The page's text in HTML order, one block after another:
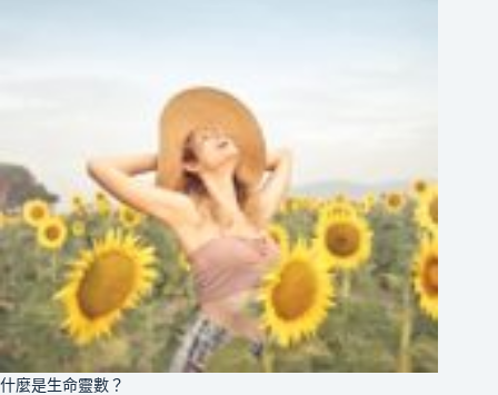
什麼是生命靈數？